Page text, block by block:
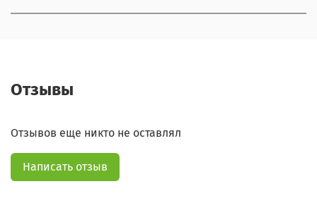
Отзывы
Отзывов еще никто не оставлял
Написать отзыв